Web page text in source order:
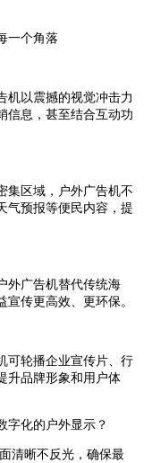
一个角落
机以震撼的视觉冲击力
信息，甚至结合互动功
集区域，户外广告机不
气预报等便民内容，提
外广告机替代传统海
传更高效、更环保。
可轮播企业宣传片、行
升品牌形象和用户体
字化的户外显示？
清晰不反光，确保最